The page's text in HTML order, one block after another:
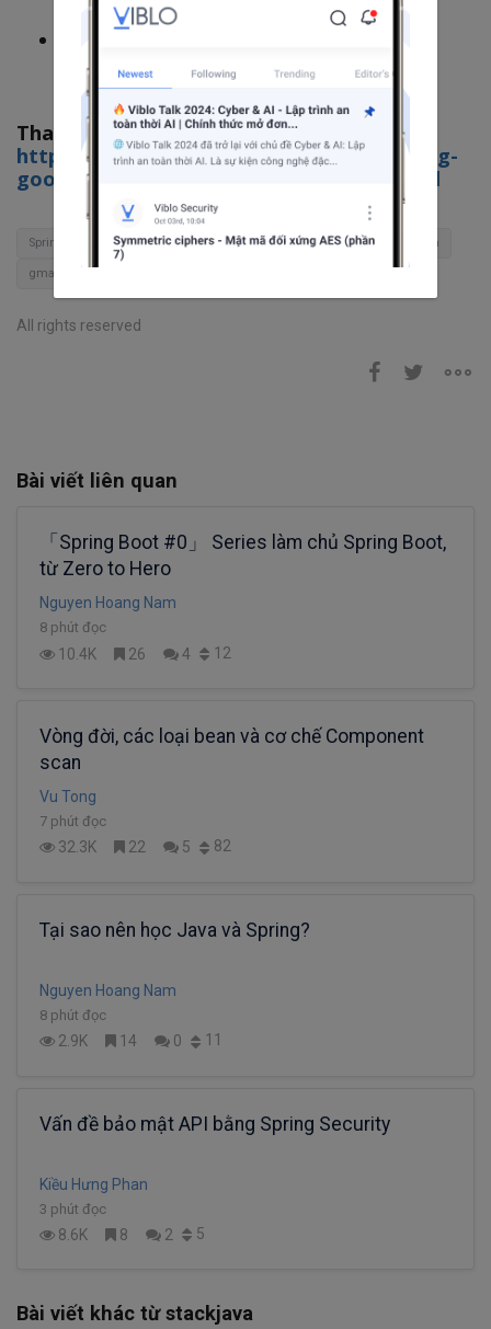
google/gmail
Tham khảo:
https://stackjava.com/install/tao-ung-dung-
google-de-dang-nhap-thay-tai-khoan.html
Spring Boot spring security jsp-servlet spring mvc Java
gmail
All rights reserved
Bài viết liên quan
「Spring Boot #0」 Series làm chủ Spring Boot,
từ Zero to Hero
Nguyen Hoang Nam
8 phút đọc
10.4K 26 4 12
Vòng đời, các loại bean và cơ chế Component
scan
Vu Tong
7 phút đọc
32.3K 22 5 82
Tại sao nên học Java và Spring?
Nguyen Hoang Nam
8 phút đọc
2.9K 14 0 11
Vấn đề bảo mật API bằng Spring Security
Kiều Hưng Phan
3 phút đọc
8.6K 8 2 5
Bài viết khác từ stackjava